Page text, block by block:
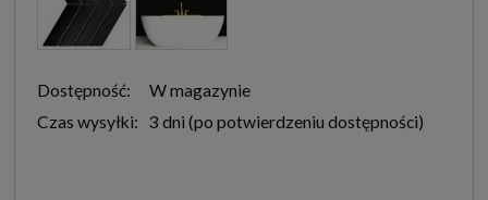
Dostępność:
W magazynie
Czas wysyłki: 3 dni